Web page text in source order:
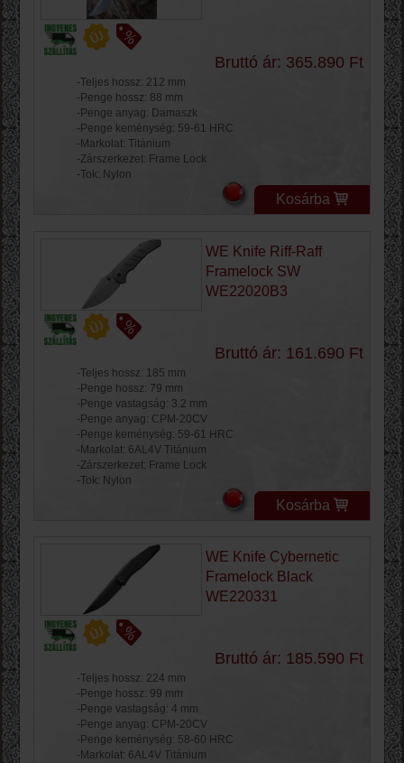
Bruttó ár: 365.890 Ft
-Teljes hossz: 212 mm
-Penge hossz: 88 mm
-Penge anyag: Damaszk
-Penge keménység: 59-61 HRC
-Markolat: Titánium
-Zárszerkezet: Frame Lock
-Tok: Nylon
Kosárba
WE Knife Riff-Raff
Framelock SW
WE22020B3
Bruttó ár: 161.690 Ft
-Teljes hossz: 185 mm
-Penge hossz: 79 mm
-Penge vastagság: 3.2 mm
-Penge anyag: CPM-20CV
-Penge keménység: 59-61 HRC
-Markolat: 6AL4V Titánium
-Zárszerkezet: Frame Lock
-Tok: Nylon
Kosárba
WE Knife Cybernetic
Framelock Black
WE220331
Bruttó ár: 185.590 Ft
-Teljes hossz: 224 mm
-Penge hossz: 99 mm
-Penge vastagság: 4 mm
-Penge anyag: CPM-20CV
-Penge keménység: 58-60 HRC
-Markolat: 6AL4V Titánium